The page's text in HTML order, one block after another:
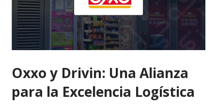
Oxxo y Drivin: Una Alianza
para la Excelencia Logística